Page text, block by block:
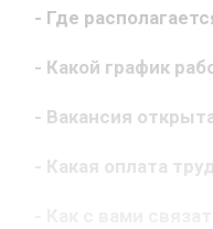
- Где
- Какой график
- Вакансия
- Какая оплата